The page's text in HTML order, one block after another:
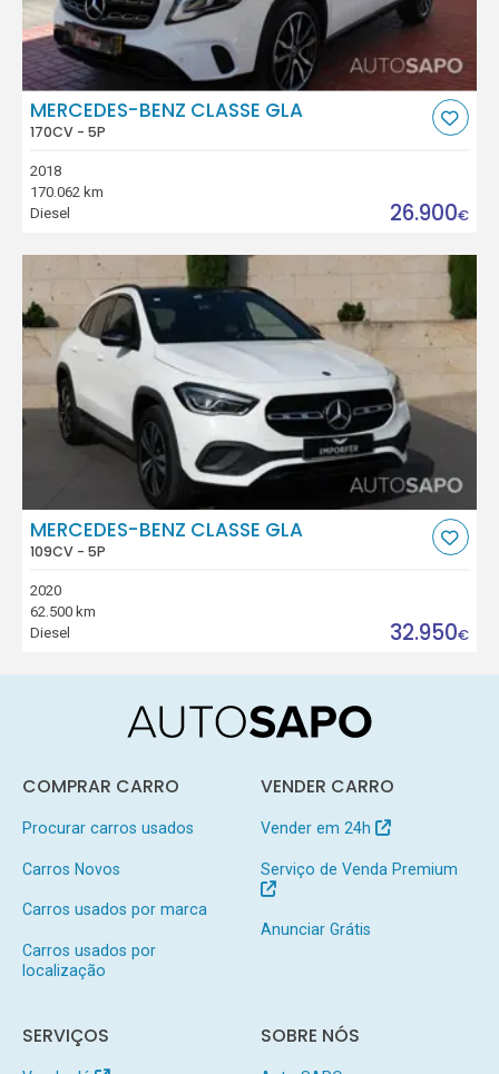
MERCEDES-BENZ CLASSE GLA
170CV - 5P
2018
170.062 km
Diesel
26.900€
MERCEDES-BENZ CLASSE GLA
109CV - 5P
2020
62.500 km
Diesel
32.950€
COMPRAR CARRO
Procurar carros usados
Carros Novos
Carros usados por marca
Carros usados por
localização
VENDER CARRO
Vender em 24h
Serviço de Venda Premium
Anunciar Grátis
SERVIÇOS SOBRE NÓS